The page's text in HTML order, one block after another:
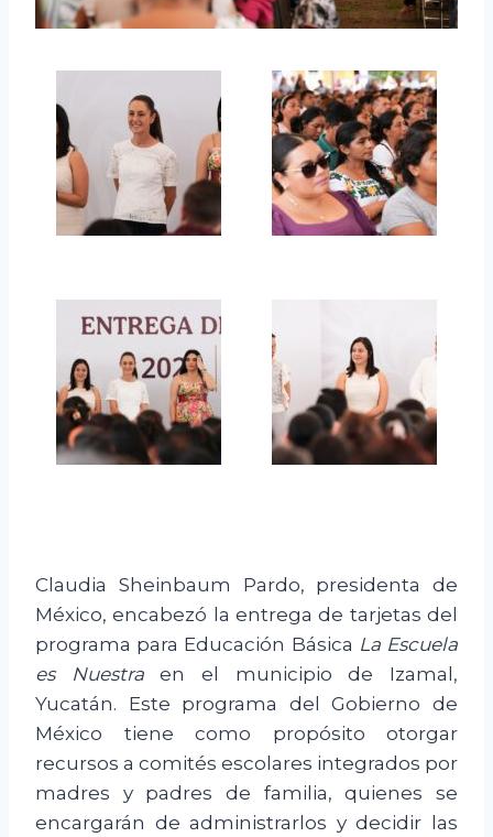
Claudia Sheinbaum Pardo, presidenta de
México, encabezó la entrega de tarjetas del
programa para Educación Básica La Escuela
es Nuestraen el municipio de Izamal,
Yucatán. Este programa del Gobierno de
México tiene como propósito otorgar
recursos a comités escolares integrados por
madres y padres de familia, quienes se
encargarán de administrarlos y decidir las